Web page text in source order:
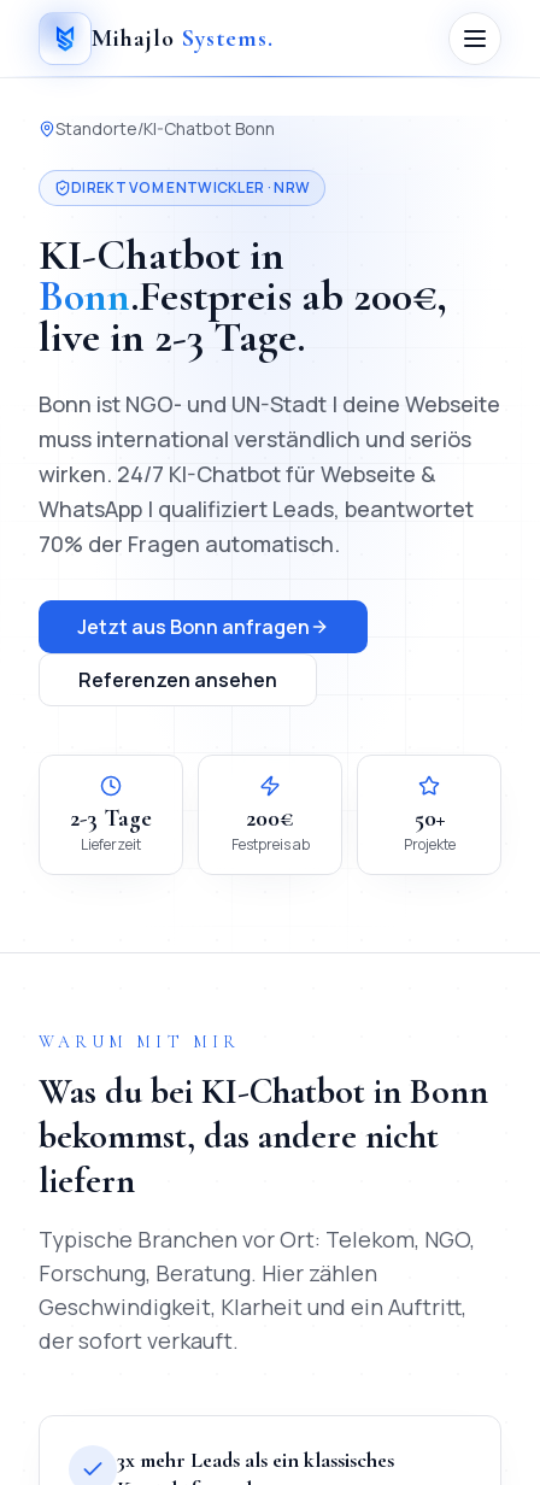
Mihajlo Systems.
Standorte/KI-ChatbotBonn
DIREKT VOM ENTWICKLER ·NRW
KI-Chatbot in
Bonn.Festpreis ab 200€,
live in 2-3 Tage.
Bonn ist NGO- und UN-Stadt | deine Webseite
muss international verständlich und seriös
wirken. 24/7 KI-Chatbot für Webseite &
WhatsApp | qualifiziert Leads, beantwortet
70% der Fragen automatisch.
Jetzt aus Bonn anfragen
Referenzen ansehen
2-3 Tage
Lieferzeit
200€
Festpreis ab
50+
Projekte
WARUM MIT MIR
Was du beiKI-ChatbotinBonn
bekommst, das andere nicht
liefern
Typische Branchen vor Ort: Telekom, NGO,
Forschung, Beratung. Hier zählen
Geschwindigkeit, Klarheit und ein Auftritt,
der sofort verkauft.
3x mehr Leads als ein klassisches